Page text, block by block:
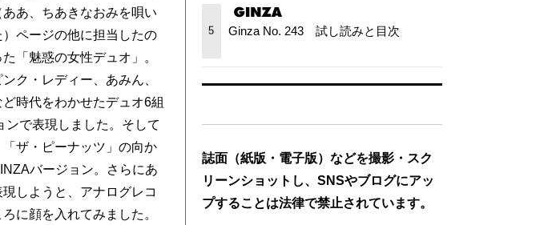
あ、ちあきなおみを唄い
ページの他に担当したの
「魅惑の女性デュオ」。
ク・レディー、あみん、
時代をわかせたデュオ6組
ンで表現しました。そして
ザ・ピーナッツ」の向か
バージョン。さらにあ
しようと、アナログレコ
に顔を入れてみました。
5 Ginza No. 243 試し読みと目次
誌面（紙版・電子版）などを撮影・スク
リーンショットし、SNSやブログにアッ
プすることは法律で禁止されています。